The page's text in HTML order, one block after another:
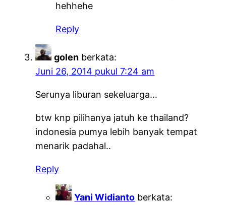
hehhehe
Reply
golen berkata:
Juni 26, 2014 pukul 7:24 am
Serunya liburan sekeluarga…
btw knp pilihanya jatuh ke thailand?
indonesia pumya lebih banyak tempat
menarik padahal..
Reply
Yani Widianto berkata: